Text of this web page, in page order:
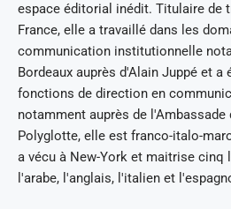
espace éditorial inédit. Titulaire de
France, elle a travaillé dans les
communication institutionnelle
Bordeaux auprès d'Alain Juppé et a
fonctions de direction en
notamment auprès de l'Ambassade
Polyglotte, elle est franco-italo-
a vécu à New-York et maitrise cinq
l'arabe, l'anglais, l'italien et